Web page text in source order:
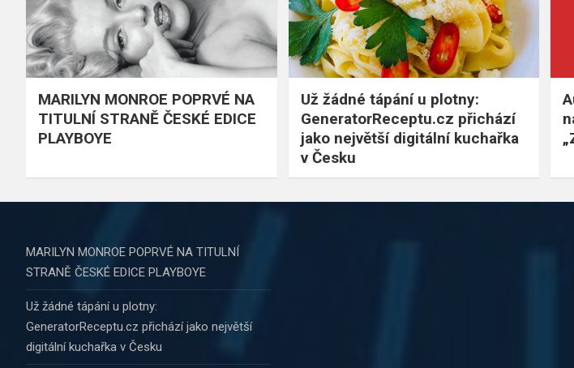
MARILYN MONROE POPRVÉ NA
TITULNÍ STRANĚ ČESKÉ EDICE
PLAYBOYE
Už žádné tápání u plotny:
GeneratorReceptu.cz přichází
jako největší digitální kuchařka
v Česku
MARILYN MONROE POPRVÉ NA TITULNÍ
STRANĚ ČESKÉ EDICE PLAYBOYE
Už žádné tápání u plotny:
GeneratorReceptu.cz přichází jako největší
digitální kuchařka v Česku